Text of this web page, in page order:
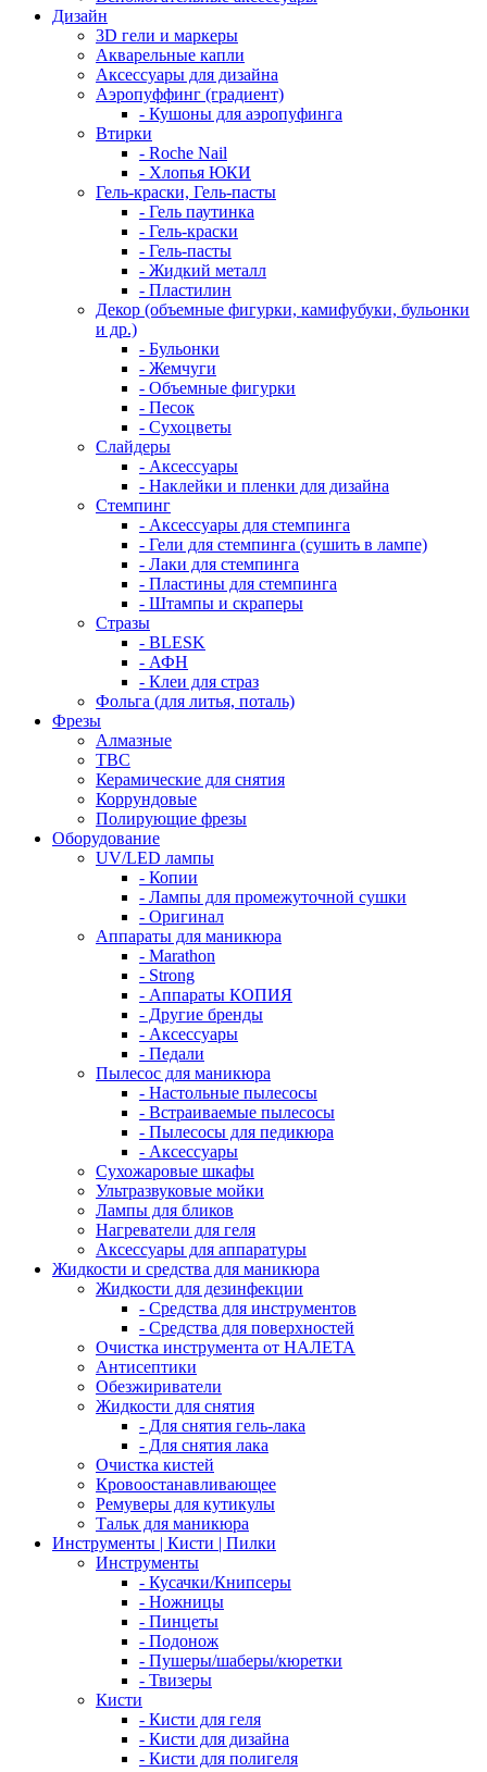
Дизайн
3D гели и маркеры
Акварельные капли
Аксессуары для дизайна
Аэропуффинг (градиент)
- Кушоны для аэропуфинга
Втирки
- Roche Nail
- Хлопья ЮКИ
Гель-краски, Гель-пасты
- Гель паутинка
- Гель-краски
- Гель-пасты
- Жидкий металл
- Пластилин
Декор (объемные фигурки, камифубуки, бульонки
и др.)
- Бульонки
- Жемчуги
- Объемные фигурки
- Песок
- Сухоцветы
Слайдеры
- Аксессуары
- Наклейки и пленки для дизайна
Стемпинг
- Аксессуары для стемпинга
- Гели для стемпинга (сушить в лампе)
- Лаки для стемпинга
- Пластины для стемпинга
- Штампы и скраперы
Стразы
- BLESK
- АФН
- Клеи для страз
Фольга (для литья, поталь)
Фрезы
Алмазные
ТВС
Керамические для снятия
Коррундовые
Полирующие фрезы
Оборудование
UV/LED лампы
- Копии
- Лампы для промежуточной сушки
- Оригинал
Аппараты для маникюра
- Marathon
- Strong
- Аппараты КОПИЯ
- Другие бренды
- Аксессуары
- Педали
Пылесос для маникюра
- Настольные пылесосы
- Встраиваемые пылесосы
- Пылесосы для педикюра
- Аксессуары
Сухожаровые шкафы
Ультразвуковые мойки
Лампы для бликов
Нагреватели для геля
Аксессуары для аппаратуры
Жидкости и средства для маникюра
Жидкости для дезинфекции
- Средства для инструментов
- Средства для поверхностей
Очистка инструмента от НАЛЕТА
Антисептики
Обезжириватели
Жидкости для снятия
- Для снятия гель-лака
- Для снятия лака
Очистка кистей
Кровоостанавливающее
Ремуверы для кутикулы
Тальк для маникюра
Инструменты | Кисти | Пилки
Инструменты
- Кусачки/Книпсеры
- Ножницы
- Пинцеты
- Подонож
- Пушеры/шаберы/кюретки
- Твизеры
Кисти
- Кисти для геля
- Кисти для дизайна
- Кисти для полигеля